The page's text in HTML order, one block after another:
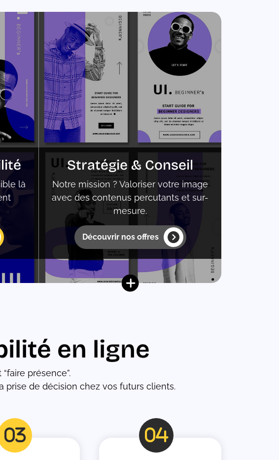
là
Stratégie & Conseil
Notre mission ? Valoriser votre image
avec des contenus percutants et sur-
mesure.
Découvrir nos offres
en ligne
présence”.
prise de décision chez vos futurs clients.
fas
fas